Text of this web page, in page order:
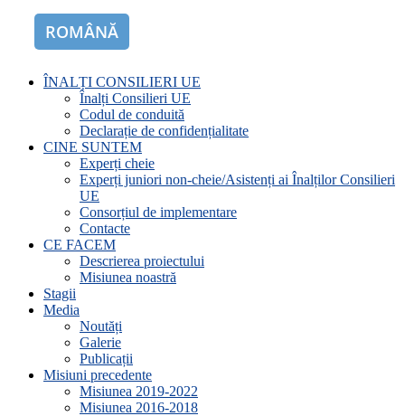
ROMÂNĂ
ÎNALȚI CONSILIERI UE
Înalți Consilieri UE
Codul de conduită
Declarație de confidențialitate
CINE SUNTEM
Experți cheie
Experți juniori non-cheie/Asistenți ai Înalților Consilieri
UE
Consorțiul de implementare
Contacte
CE FACEM
Descrierea proiectului
Misiunea noastră
Stagii
Media
Noutăți
Galerie
Publicații
Misiuni precedente
Misiunea 2019-2022
Misiunea 2016-2018